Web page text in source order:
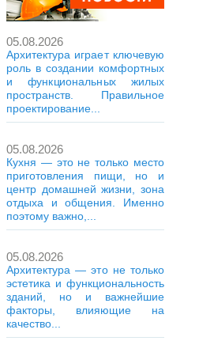
05.08.2026
Архитектура играет ключевую
роль в создании комфортных
и функциональных жилых
пространств. Правильное
проектирование...
05.08.2026
Кухня — это не только место
приготовления пищи, но и
центр домашней жизни, зона
отдыха и общения. Именно
поэтому важно,...
05.08.2026
Архитектура — это не только
эстетика и функциональность
зданий, но и важнейшие
факторы, влияющие на
качество...